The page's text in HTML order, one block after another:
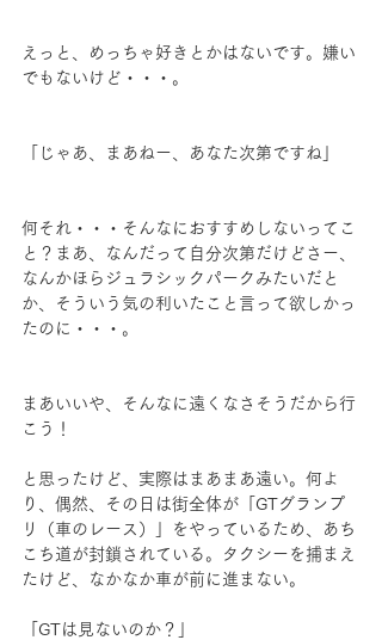
えっと、めっちゃ好きとかはないです。嫌い
でもないけど・・・。
「じゃあ、まあねー、あなた次第ですね」
何それ・・・そんなにおすすめしないってこ
と？まあ、なんだって自分次第だけどさー、
なんかほらジュラシックパークみたいだと
か、そういう気の利いたこと言って欲しかっ
たのに・・・。
まあいいや、そんなに遠くなさそうだから行
こう！
と思ったけど、実際はまあまあ遠い。何よ
り、偶然、その日は街全体が「GTグランプ
リ（車のレース）」をやっているため、あち
こち道が封鎖されている。タクシーを捕まえ
たけど、なかなか車が前に進まない。
「GTは見ないのか？」